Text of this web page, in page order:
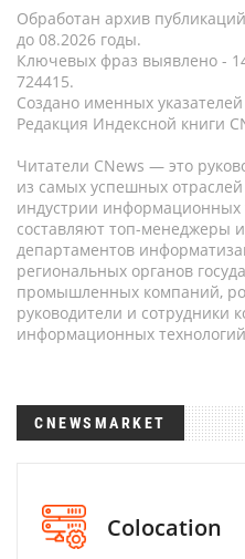
Обработан архив
до 08.2026 годы.
Ключевых фраз выявлено -
724415.
Создано именных
Редакция Индексной книги
Читатели CNews — это
из самых успешных
индустрии информационных
составляют топ-менеджеры
департаментов
региональных органов
промышленных компаний,
руководители и сотрудники
информационных технологий
CNEWSMARKET
Colocation